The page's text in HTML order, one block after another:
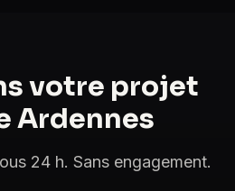
votre projet
Ardennes
24 h. Sans engagement.